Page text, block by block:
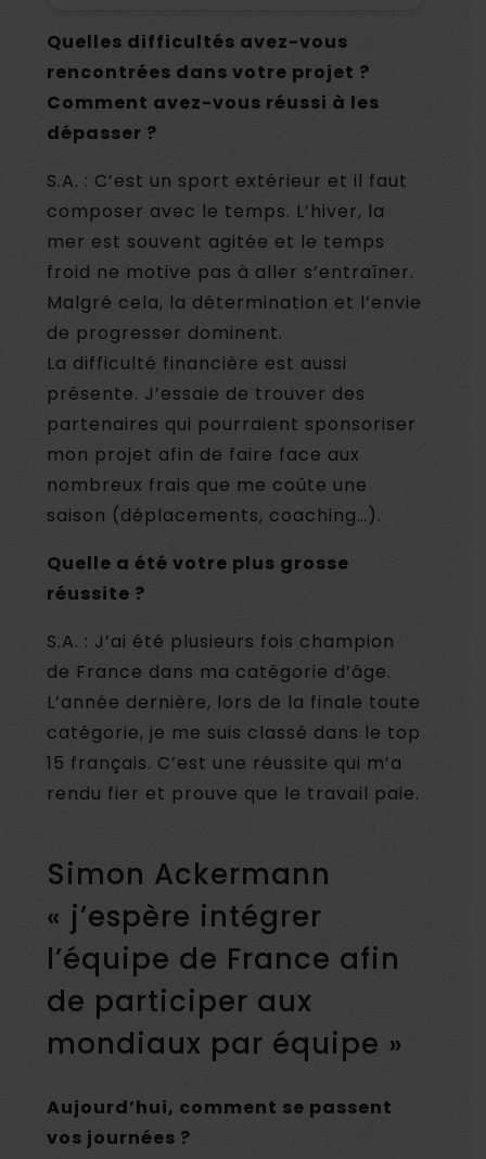
Quelles difficultés avez-vous
rencontrées dans votre projet ?
Comment avez-vous réussi à les
dépasser ?
S.A. : C’est un sport extérieur et il faut
composer avec le temps. L’hiver, la
mer est souvent agitée et le temps
froid ne motive pas à aller s’entraîner.
Malgré cela, la détermination et l’envie
de progresser dominent.
La difficulté financière est aussi
présente. J’essaie de trouver des
partenaires qui pourraient sponsoriser
mon projet afin de faire face aux
nombreux frais que me coûte une
saison (déplacements, coaching…).
Quelle a été votre plus grosse
réussite ?
S.A. : J’ai été plusieurs fois champion
de France dans ma catégorie d’âge.
L’année dernière, lors de la finale toute
catégorie, je me suis classé dans le top
15 français. C’est une réussite qui m’a
rendu fier et prouve que le travail paie.
Simon Ackermann
« j’espère intégrer
l’équipe de France afin
de participer aux
mondiaux par équipe »
Aujourd’hui, comment se passent
vos journées ?